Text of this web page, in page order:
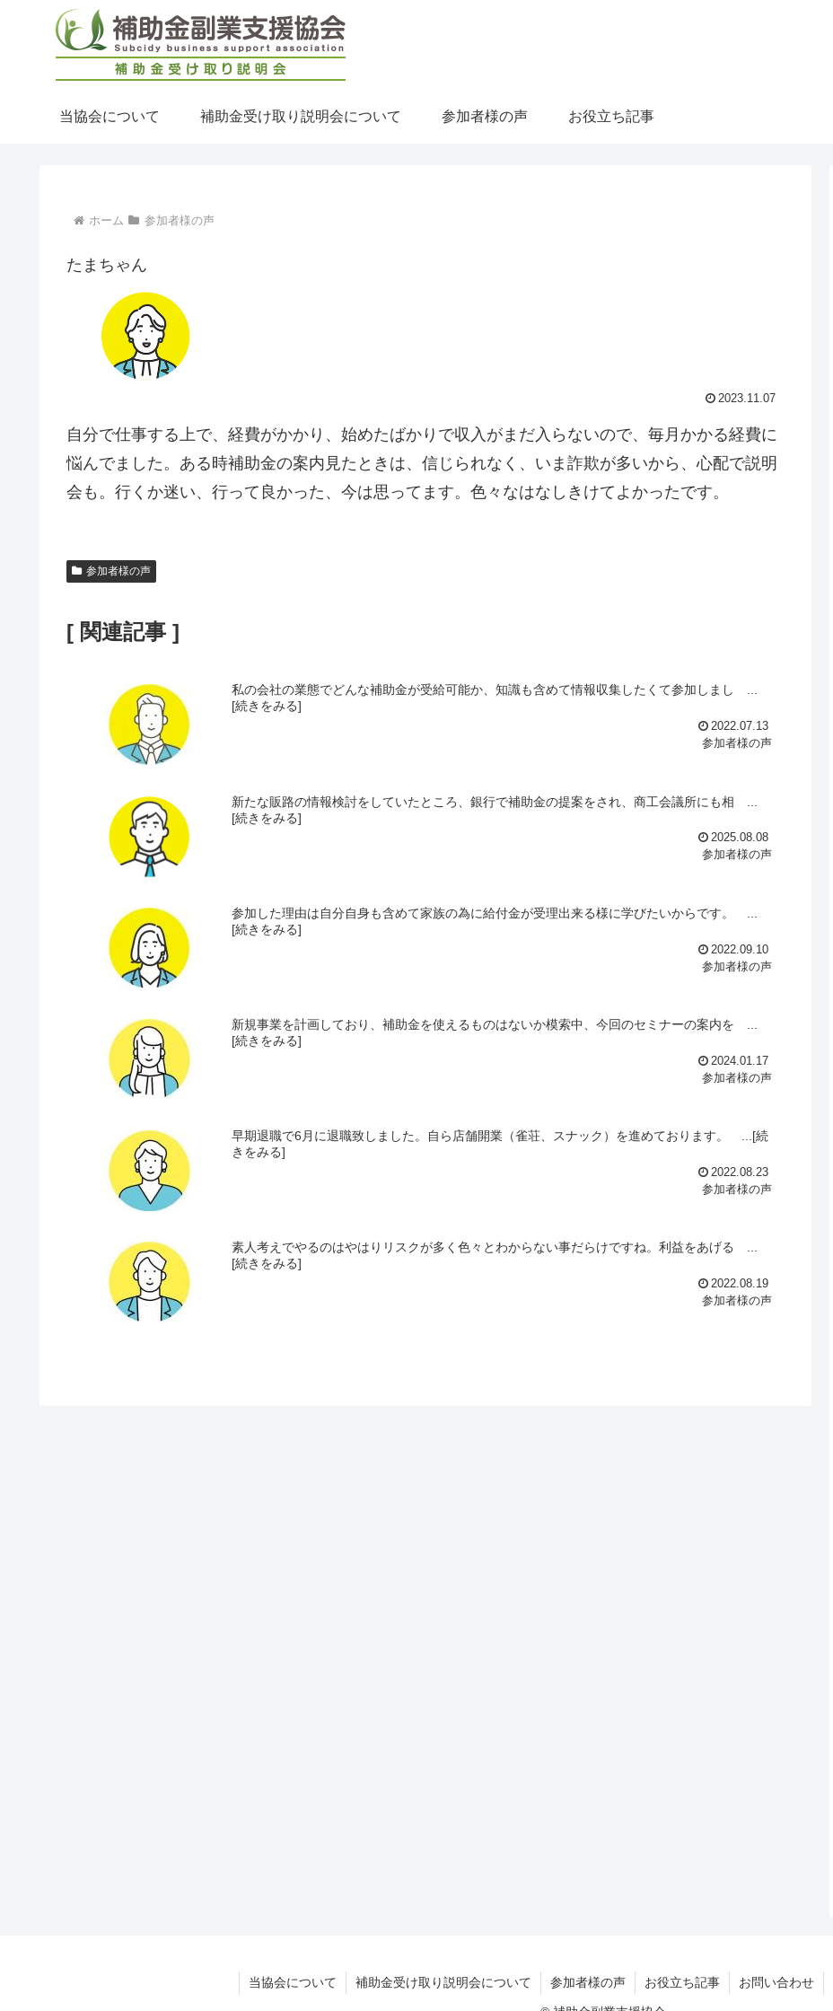
当協会について 補助金受け取り説明会について 参加者様の声 お役立ち記事
ホーム 参加者様の声
たまちゃん
2023.11.07
自分で仕事する上で、経費がかかり、始めたばかりで収入がまだ入らないので、毎月かかる経費に
悩んでました。ある時補助金の案内見たときは、信じられなく、いま詐欺が多いから、心配で説明
会も。行くか迷い、行って良かった、今は思ってます。色々なはなしきけてよかったです。
参加者様の声
[ 関連記事 ]
私の会社の業態でどんな補助金が受給可能か、知識も含めて情報収集したくて参加しまし ...
[続きをみる]
2022.07.13
参加者様の声
新たな販路の情報検討をしていたところ、銀行で補助金の提案をされ、商工会議所にも相 ...
[続きをみる]
2025.08.08
参加者様の声
参加した理由は自分自身も含めて家族の為に給付金が受理出来る様に学びたいからです。 ...
[続きをみる]
2022.09.10
参加者様の声
新規事業を計画しており、補助金を使えるものはないか模索中、今回のセミナーの案内を ...
[続きをみる]
2024.01.17
参加者様の声
早期退職で6月に退職致しました。自ら店舗開業（雀荘、スナック）を進めております。 ...[続
きをみる]
2022.08.23
参加者様の声
素人考えでやるのはやはりリスクが多く色々とわからない事だらけですね。利益をあげる ...
[続きをみる]
2022.08.19
参加者様の声
当協会について 補助金受け取り説明会について 参加者様の声 お役立ち記事 お問い合わせ